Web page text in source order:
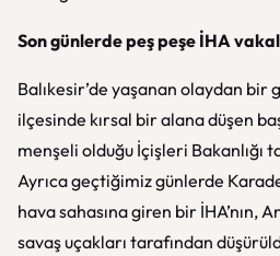
Son günlerde peş peşe İHA
Balıkesir’de yaşanan olaydan bir
ilçesinde kırsal bir alana düşen
menşeli olduğu İçişleri Bakanlığı
Ayrıca geçtiğimiz günlerde
hava sahasına giren bir İHA’nın,
savaş uçakları tarafından